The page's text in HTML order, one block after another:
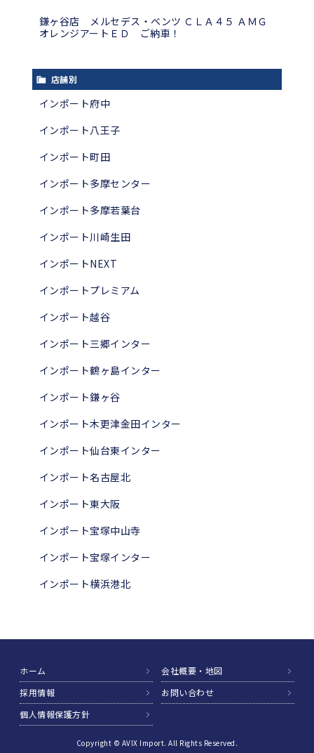
鎌ヶ谷店 メルセデス・ベンツ ＣＬＡ４５ ＡＭＧ
オレンジアートＥＤ ご納車！
店舗別
インポート府中
インポート八王子
インポート町田
インポート多摩センター
インポート多摩若葉台
インポート川崎生田
インポートNEXT
インポートプレミアム
インポート越谷
インポート三郷インター
インポート鶴ヶ島インター
インポート鎌ヶ谷
インポート木更津金田インター
インポート仙台東インター
インポート名古屋北
インポート東大阪
インポート宝塚中山寺
インポート宝塚インター
インポート横浜港北
ホーム
会社概要・地図
採用情報
お問い合わせ
個人情報保護方針
Copyright © AVIX Import. All Rights Reserved.